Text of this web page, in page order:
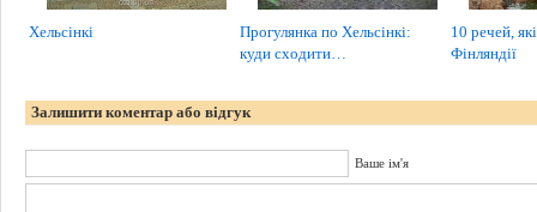
Хельсінкі
Прогулянка по Хельсінкі:
куди сходити…
10 речей,
Фінляндії
Залишити коментар або відгук
Ваше ім'я